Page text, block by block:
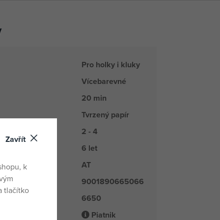
Pro holky i kluky
Vícebarevné
20 min
Tvrzený papír
2 - 4
6 let
AT
9001890665066
číslo 6650
Piatnik
Zavřít
k
tlačítko